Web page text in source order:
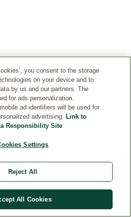
you consent to the storage
on your device and to
by us and our partners. The
for ads personalization.
ad identifiers will be used for
advertising. Link to
Responsibility Site
Settings
Reject All
All Cookies